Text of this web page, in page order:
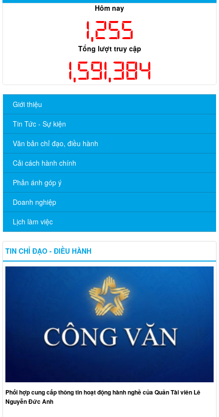
Hôm nay
1,255
Tổng lượt truy cập
1,591,384
Giới thiệu
Tin Tức - Sự kiện
Văn bản chỉ đạo, điều hành
Cải cách hành chính
Phản ánh góp ý
Doanh nghiệp
Lịch làm việc
TIN CHỈ ĐẠO - ĐIỀU HÀNH
Phối hợp cung cấp thông tin hoạt động hành nghề của Quản Tài viên Lê
Nguyễn Đức Anh